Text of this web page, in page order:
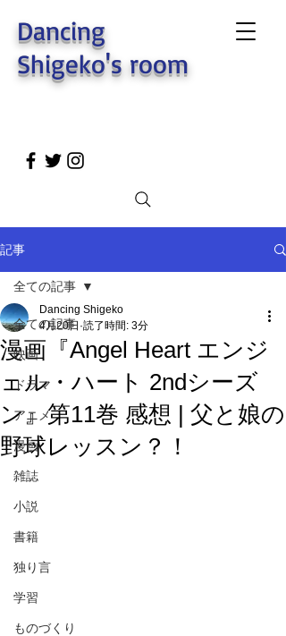
Dancing
Shigeko's room
記事
全ての記事
映画
ドラマ
アニメ
漫画
雑誌
小説
書籍
独り言
学習
ものづくり
全ての記事
漫画『Angel Heart エンジ
ェル・ハート 2ndシーズ
ン』第11巻 感想 | 父と娘の
野球レッスン？！
Dancing Shigeko
4月20日 読了時間: 3分